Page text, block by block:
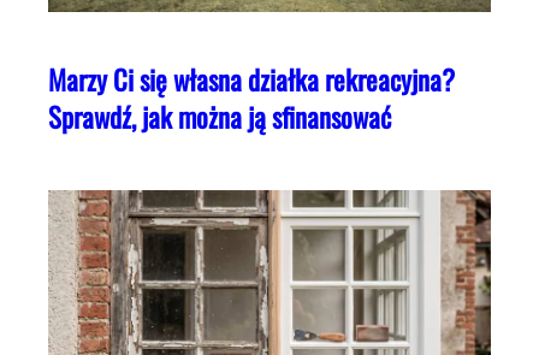
Marzy Ci się własna działka rekreacyjna?
Sprawdź, jak można ją sfinansować